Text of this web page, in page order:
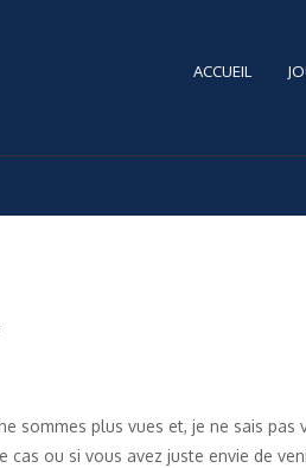
ACCUEIL
sommes plus vues et, je ne sais pas
ou si vous avez juste envie de